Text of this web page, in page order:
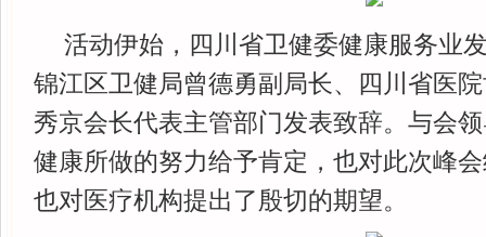
活动伊始，四川省卫健委健康服务业
锦江区卫健局曾德勇副局长、四川省医
秀京会长代表主管部门发表致辞。与会
健康所做的努力给予肯定，也对此次峰
也对医疗机构提出了殷切的期望。